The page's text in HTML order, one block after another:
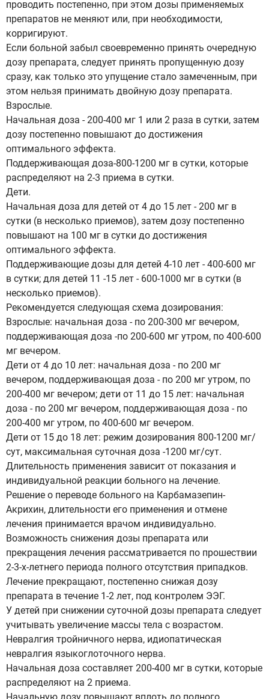
проводить постепенно, при этом дозы применяемых
препаратов не меняют или, при необходимости,
корригируют.
Если больной забыл своевременно принять очередную
дозу препарата, следует принять пропущенную дозу
сразу, как только это упущение стало замеченным, при
этом нельзя принимать двойную дозу препарата.
Взрослые.
Начальная доза - 200-400 мг 1 или 2 раза в сутки, затем
дозу постепенно повышают до достижения
оптимального эффекта.
Поддерживающая доза-800-1200 мг в сутки, которые
распределяют на 2-3 приема в сутки.
Дети.
Начальная доза для детей от 4 до 15 лет - 200 мг в
сутки (в несколько приемов), затем дозу постепенно
повышают на 100 мг в сутки до достижения
оптимального эффекта.
Поддерживающие дозы для детей 4-10 лет - 400-600 мг
в сутки; для детей 11 -15 лет - 600-1000 мг в сутки (в
несколько приемов).
Рекомендуется следующая схема дозирования:
Взрослые: начальная доза - по 200-300 мг вечером,
поддерживающая доза -по 200-600 мг утром, по 400-600
мг вечером.
Дети от 4 до 10 лет: начальная доза - по 200 мг
вечером, поддерживающая доза - по 200 мг утром, по
200-400 мг вечером; дети от 11 до 15 лет: начальная
доза - по 200 мг вечером, поддерживающая доза - по
200-400 мг утром, по 400-600 мг вечером.
Дети от 15 до 18 лет: режим дозирования 800-1200 мг/
сут, максимальная суточная доза -1200 мг/сут.
Длительность применения зависит от показания и
индивидуальной реакции больного на лечение.
Решение о переводе больного на Карбамазепин-
Акрихин, длительности его применения и отмене
лечения принимается врачом индивидуально.
Возможность снижения дозы препарата или
прекращения лечения рассматривается по прошествии
2-3-х-летнего периода полного отсутствия припадков.
Лечение прекращают, постепенно снижая дозу
препарата в течение 1-2 лет, под контролем ЭЭГ.
У детей при снижении суточной дозы препарата следует
учитывать увеличение массы тела с возрастом.
Невралгия тройничного нерва, идиопатическая
невралгия языкоглоточного нерва.
Начальная доза составляет 200-400 мг в сутки, которые
распределяют на 2 приема.